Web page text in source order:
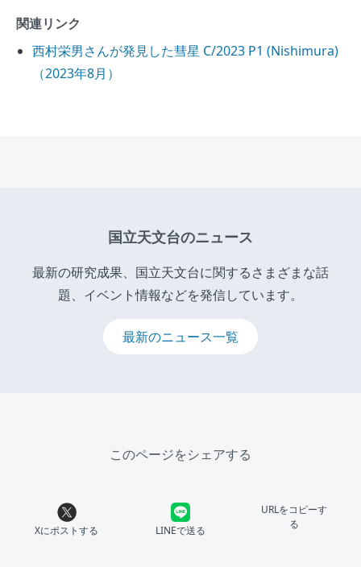
関連リンク
西村栄男さんが発見した彗星 C/2023 P1 (Nishimura)
（2023年8月）
国立天文台のニュース
最新の研究成果、国立天文台に関するさまざまな話
題、イベント情報などを発信しています。
最新のニュース一覧
このページをシェアする
Xにポストする LINEで送る
URLをコピーす
る